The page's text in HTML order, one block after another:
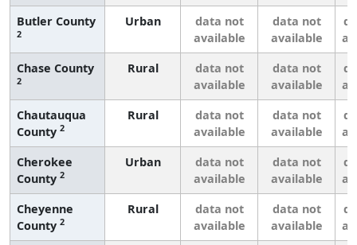
Butler County
2
Urban
data not
available
data not
available
Chase County
2
Rural
data not
available
data not
available
Chautauqua
County 2
Rural
data not
available
data not
available
Cherokee
County 2
Urban
data not
available
data not
available
Cheyenne
County 2
Rural
data not
available
data not
available